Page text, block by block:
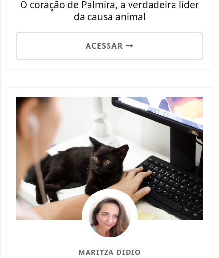
O coração de Palmira, a verdadeira líder
da causa animal
ACESSAR
MARITZA DIDIO